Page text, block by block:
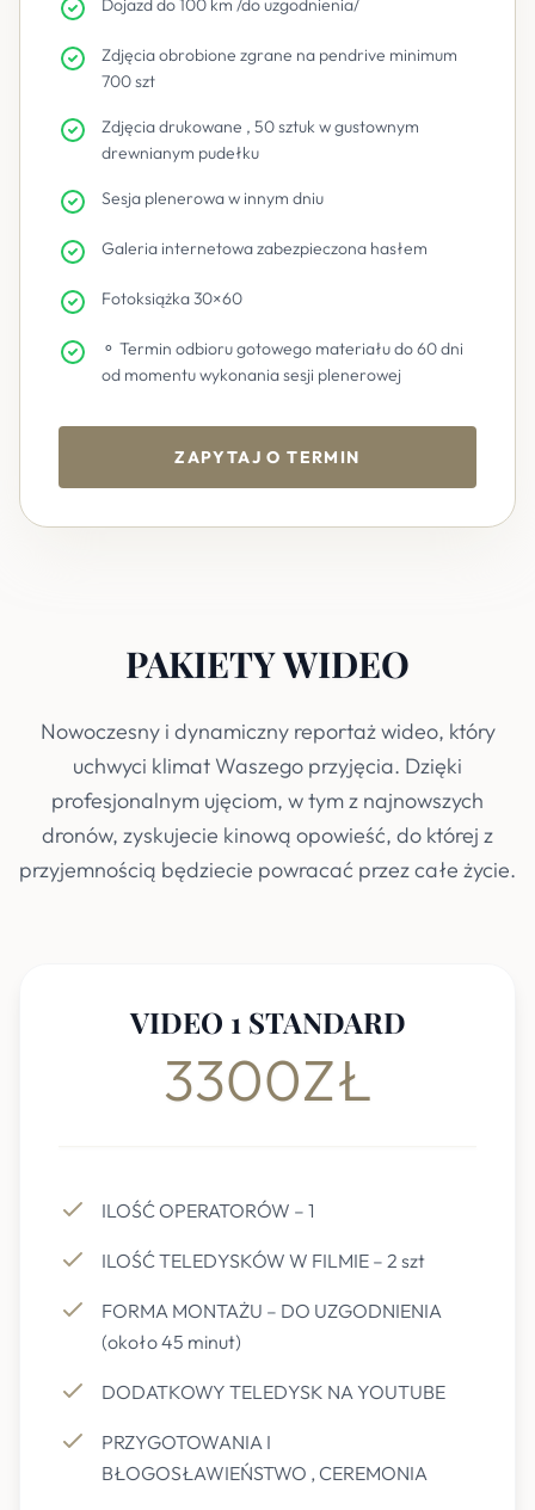
Dojazd do 100 km /do uzgodnienia/
Zdjęcia obrobione zgrane na pendrive minimum
700 szt
Zdjęcia drukowane , 50 sztuk w gustownym
drewnianym pudełku
Sesja plenerowa w innym dniu
Galeria internetowa zabezpieczona hasłem
Fotoksiążka 30×60
⚬ Termin odbioru gotowego materiału do 60 dni
od momentu wykonania sesji plenerowej
ZAPYTAJ O TERMIN
PAKIETY WIDEO
Nowoczesny i dynamiczny reportaż wideo, który
uchwyci klimat Waszego przyjęcia. Dzięki
profesjonalnym ujęciom, w tym z najnowszych
dronów, zyskujecie kinową opowieść, do której z
przyjemnością będziecie powracać przez całe życie.
VIDEO 1 STANDARD
3300ZŁ
ILOŚĆ OPERATORÓW – 1
ILOŚĆ TELEDYSKÓW W FILMIE – 2 szt
FORMA MONTAŻU – DO UZGODNIENIA
(około 45 minut)
DODATKOWY TELEDYSK NA YOUTUBE
PRZYGOTOWANIA I
BŁOGOSŁAWIEŃSTWO , CEREMONIA